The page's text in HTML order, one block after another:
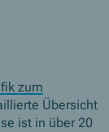
zum
Übersicht
ist in über 20